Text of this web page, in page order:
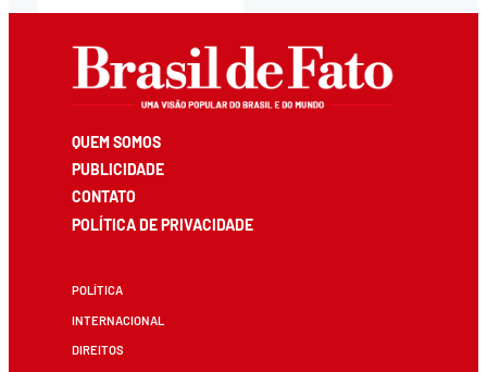
QUEM SOMOS
PUBLICIDADE
CONTATO
POLÍTICA DE PRIVACIDADE
POLÍTICA
INTERNACIONAL
DIREITOS